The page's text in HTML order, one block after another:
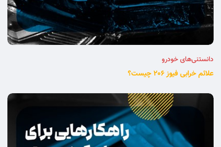
دانستنی‌های خودرو
علائم خرابی فیوز 206 چیست؟